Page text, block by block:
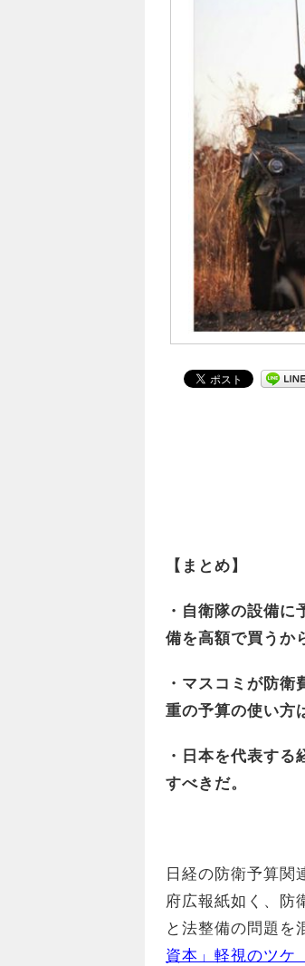
【まとめ】
・自衛隊の設備
備を高額で買うか
・マスコミが防
重の予算の使い方
・日本を代表す
すべきだ。
日経の防衛予算関
府広報紙如く、防
と法整備の問題を
資本」軽視のツ